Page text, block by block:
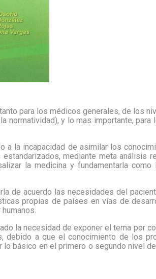
para los médicos generales, de los
normatividad), y lo mas importante, para
a la incapacidad de asimilar los
mediante meta análisis
la medicina y fundamentarla
de acuerdo las necesidades del
propias de países en vías de
la necesidad de exponer el tema por
debido a que el conocimiento de los
básico en el primero o segundo nivel